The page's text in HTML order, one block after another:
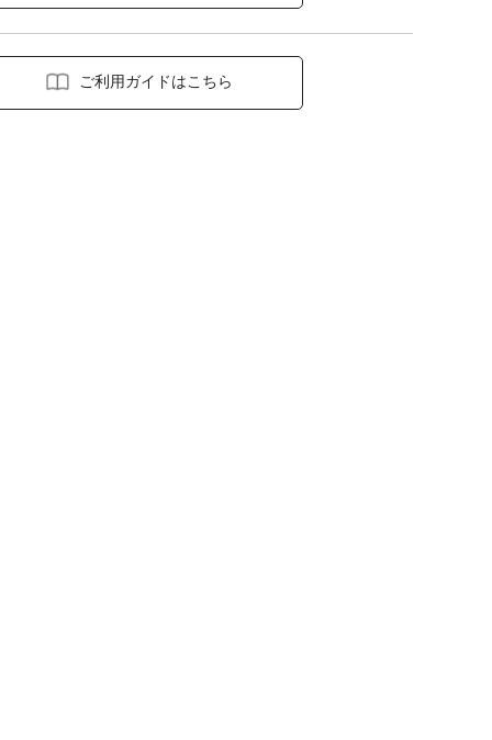
ご利用ガイドはこちら